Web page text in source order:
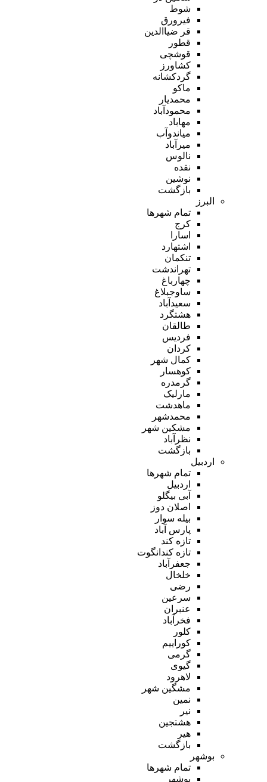
شوط
فیرورق
قر ضیاالدین
قطور
قوشچی
کشاورز
گردکشانه
ماکو
محمدیار
محمودآباد
مهاباد
میاندوآب
میرآباد
نالوس
نقده
نوشین
بازگشت
البرز
تمام شهر‌ها
کرج
اسارا
اشتهارد
تنکمان
تهراندشت
چهارباغ
ساوجبلاغ
سعیدآباد
هشتگرد
طالقان
فردیس
کردان
کمال شهر
کوهسار
گرمدره
مارلیک
ماهدشت
محمدشهر
مشکین شهر
نظرآباد
بازگشت
اردبیل
تمام شهر‌ها
اردبیل
آبی بیگلو
اصلان دوز
بیله سوار
پارس آباد
تازه کند
تازه کندانگوت
جعفرآباد
خلخال
رضی
سرعین
عنبران
فخرآباد
کلور
کوراییم
گرمی
گیوی
لاهرود
مشگین شهر
نمین
نیر
هشتجین
هیر
بازگشت
بوشهر
تمام شهر‌ها
بوشهر